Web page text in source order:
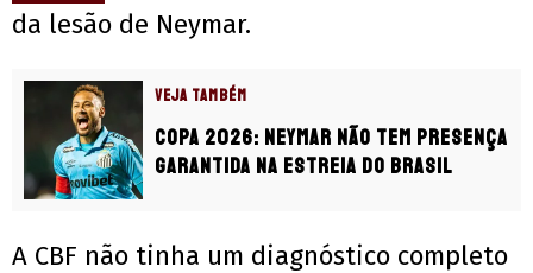
da lesão de Neymar.
VEJA TAMBÉM
Copa 2026: Neymar não tem presença
garantida na estreia do Brasil
A CBF não tinha um diagnóstico completo